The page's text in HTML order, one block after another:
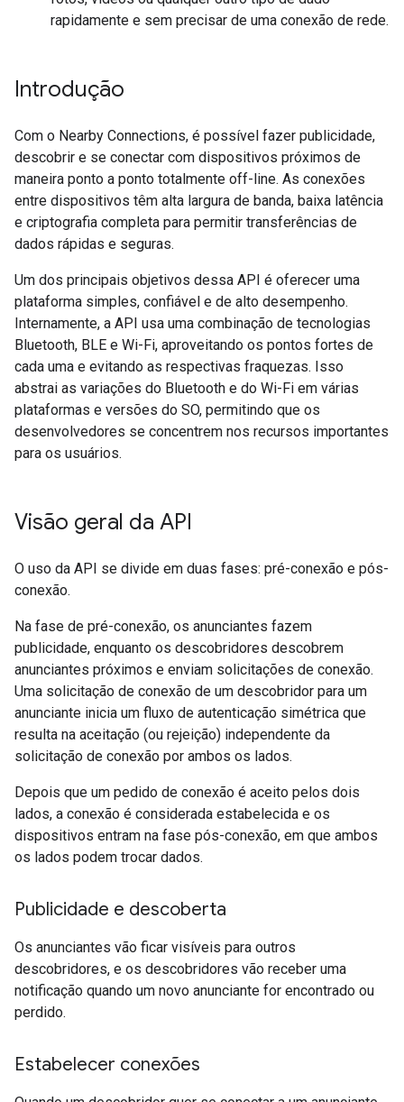
rapidamente e sem precisar de uma conexão de rede.
Introdução
Com o Nearby Connections, é possível fazer publicidade,
descobrir e se conectar com dispositivos próximos de
maneira ponto a ponto totalmente off-line. As conexões
entre dispositivos têm alta largura de banda, baixa latência
e criptografia completa para permitir transferências de
dados rápidas e seguras.
Um dos principais objetivos dessa API é oferecer uma
plataforma simples, confiável e de alto desempenho.
Internamente, a API usa uma combinação de tecnologias
Bluetooth, BLE e Wi-Fi, aproveitando os pontos fortes de
cada uma e evitando as respectivas fraquezas. Isso
abstrai as variações do Bluetooth e do Wi-Fi em várias
plataformas e versões do SO, permitindo que os
desenvolvedores se concentrem nos recursos importantes
para os usuários.
Visão geral da API
O uso da API se divide em duas fases: pré-conexão e pós-
conexão.
Na fase de pré-conexão, os anunciantes fazem
publicidade, enquanto os descobridores descobrem
anunciantes próximos e enviam solicitações de conexão.
Uma solicitação de conexão de um descobridor para um
anunciante inicia um fluxo de autenticação simétrica que
resulta na aceitação (ou rejeição) independente da
solicitação de conexão por ambos os lados.
Depois que um pedido de conexão é aceito pelos dois
lados, a conexão é considerada estabelecida e os
dispositivos entram na fase pós-conexão, em que ambos
os lados podem trocar dados.
Publicidade e descoberta
Os anunciantes vão ficar visíveis para outros
descobridores, e os descobridores vão receber uma
notificação quando um novo anunciante for encontrado ou
perdido.
Estabelecer conexões